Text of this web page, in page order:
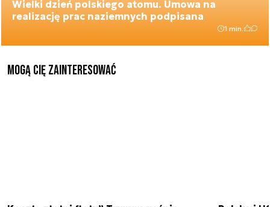
Wielki dzień polskiego atomu. Umowa na
realizację prac naziemnych podpisana
1 min.
Mogą Cię zainteresować